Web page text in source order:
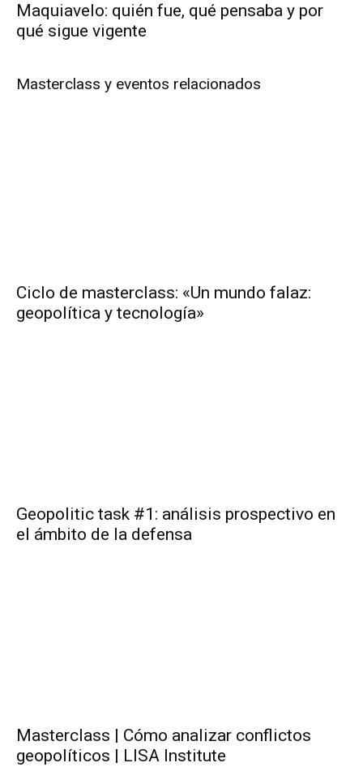
Maquiavelo: quién fue, qué pensaba y por
qué sigue vigente
Masterclass y eventos relacionados
Ciclo de masterclass: «Un mundo falaz:
geopolítica y tecnología»
Geopolitic task #1: análisis prospectivo en
el ámbito de la defensa
Masterclass | Cómo analizar conflictos
geopolíticos | LISA Institute